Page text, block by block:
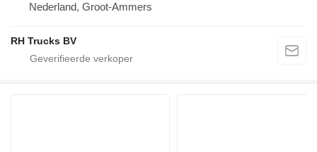
Nederland, Groot-Ammers
RH Trucks BV